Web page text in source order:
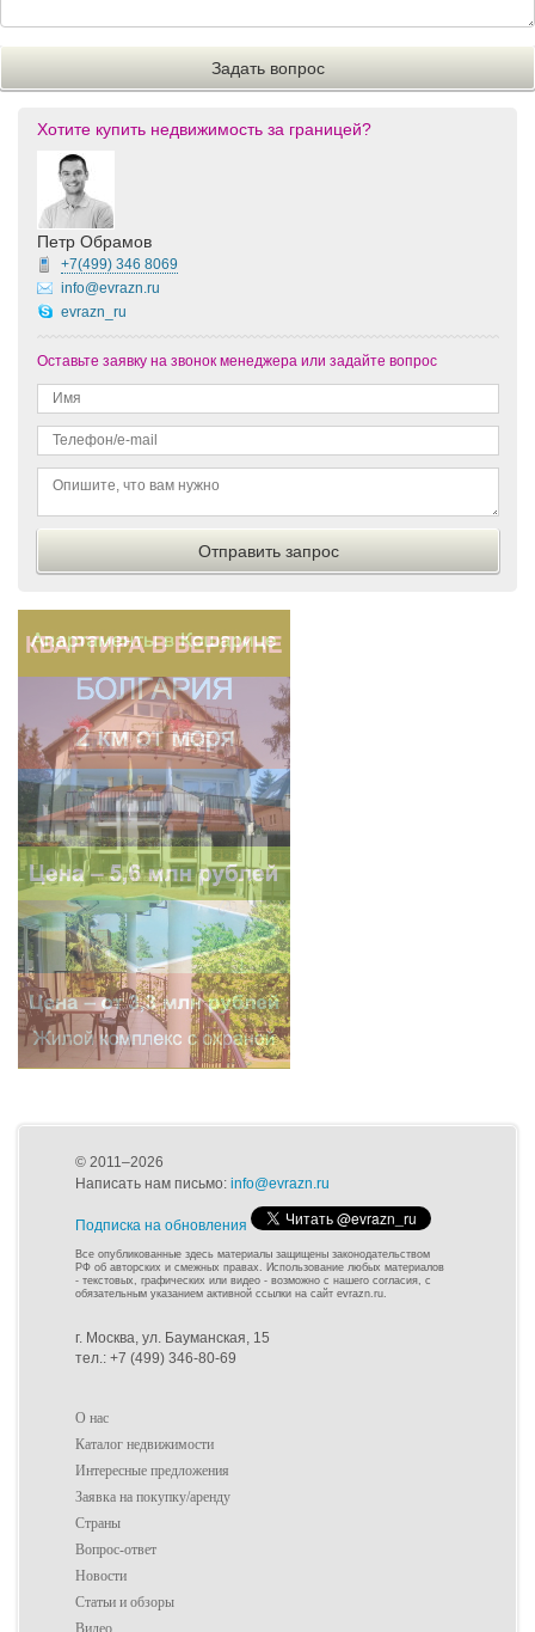
Хотите купить недвижимость за границей?
Петр Обрамов
+7(499) 346 8069
info@evrazn.ru
evrazn_ru
Оставьте заявку на звонок менеджера или задайте вопрос
© 2011–2026
Написать нам письмо: info@evrazn.ru
Подписка на обновления
Все опубликованные здесь материалы защищены законодательством
РФ об авторских и смежных правах. Использование любых материалов
- текстовых, графических или видео - возможно с нашего согласия, с
обязательным указанием активной ссылки на сайт evrazn.ru.
г. Москва, ул. Бауманская, 15
тел.: +7 (499) 346-80-69
О нас
Каталог недвижимости
Интересные предложения
Заявка на покупку/аренду
Страны
Вопрос-ответ
Новости
Статьи и обзоры
Видео